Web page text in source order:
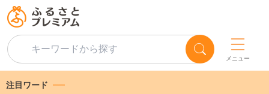
メニュー
注目ワード